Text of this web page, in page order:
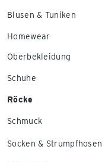
Blusen & Tuniken
Homewear
Oberbekleidung
Schuhe
Röcke
Schmuck
Socken & Strumpfhosen